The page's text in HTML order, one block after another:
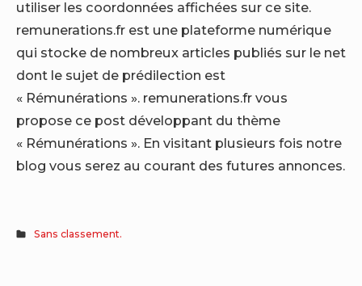
utiliser les coordonnées affichées sur ce site.
remunerations.fr est une plateforme numérique
qui stocke de nombreux articles publiés sur le net
dont le sujet de prédilection est
« Rémunérations ». remunerations.fr vous
propose ce post développant du thème
« Rémunérations ». En visitant plusieurs fois notre
blog vous serez au courant des futures annonces.
Sans classement.